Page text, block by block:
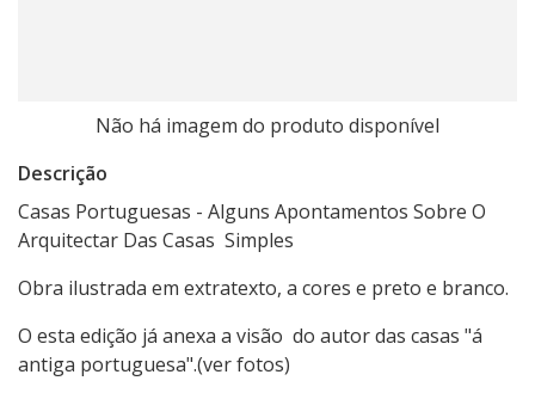
Não há imagem do produto disponível
Descrição
Casas Portuguesas - Alguns Apontamentos Sobre O
Arquitectar Das Casas Simples
Obra ilustrada em extratexto, a cores e preto e branco.
O esta edição já anexa a visão do autor das casas "á
antiga portuguesa".(ver fotos)